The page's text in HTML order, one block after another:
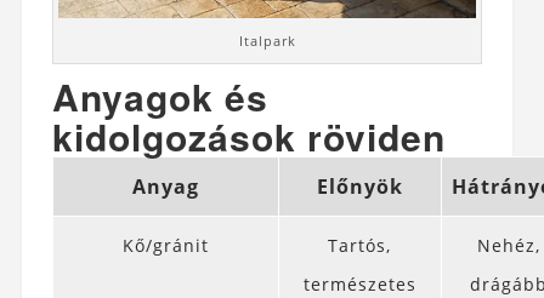
Italpark
Anyagok és
kidolgozások röviden
Anyag Előnyök
Kő/gránit
Tartós,
természetes
Nehéz,